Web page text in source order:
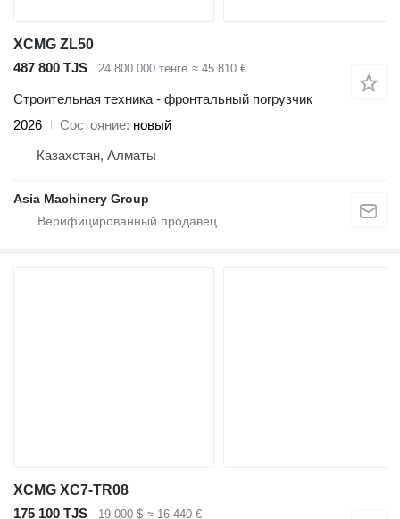
XCMG ZL50
487 800 TJS
24 800 000 тенге ≈ 45 810 €
Строительная техника - фронтальный погрузчик
2026
Состояние новый
Казахстан, Алматы
Asia Machinery Group
XCMG XC7-TR08
175 100 TJS
19 000 $ ≈ 16 440 €